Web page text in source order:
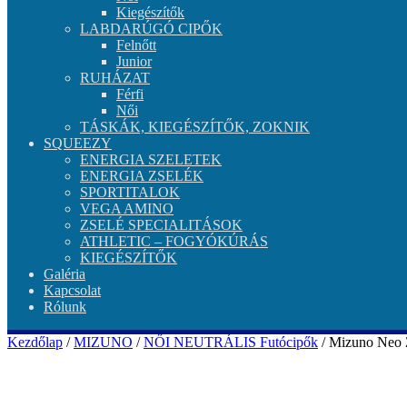
Kiegészítők
LABDARÚGÓ CIPŐK
Felnőtt
Junior
RUHÁZAT
Férfi
Női
TÁSKÁK, KIEGÉSZÍTŐK, ZOKNIK
SQUEEZY
ENERGIA SZELETEK
ENERGIA ZSELÉK
SPORTITALOK
VEGA AMINO
ZSELÉ SPECIALITÁSOK
ATHLETIC – FOGYÓKÚRÁS
KIEGÉSZÍTŐK
Galéria
Kapcsolat
Rólunk
Kezdőlap /MIZUNO /NŐI NEUTRÁLIS Futócipők / Mizuno Neo